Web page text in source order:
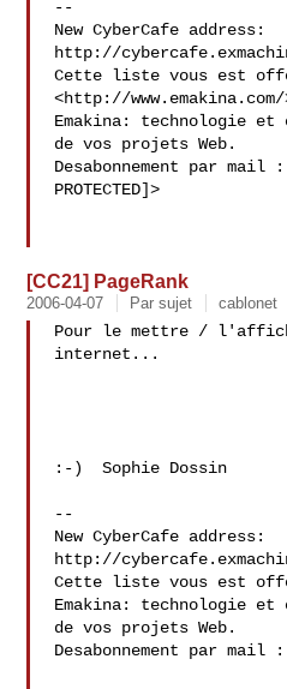
--
New CyberCafe address:
http://
Cette liste vous est
<http://www.emakina.com/
Emakina: technologie
de vos projets Web.
Desabonnement par mail
PROTECTED]>
[CC21] PageRank
2006-04-07 Par sujet cablonet
Pour le mettre /
internet...
:-)  Sophie Dossin
--
New CyberCafe address:
http://
Cette liste vous est
Emakina: technologie
de vos projets Web.
Desabonnement par mail :